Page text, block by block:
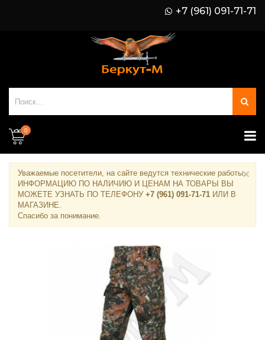
+7 (961) 091-71-71
0
Уважаемые посетители, на сайте ведутся технические работы.
ИНФОРМАЦИЮ ПО НАЛИЧИЮ И ЦЕНАМ НА ТОВАРЫ ВЫ
МОЖЕТЕ УЗНАТЬ ПО ТЕЛЕФОНУ +7 (961) 091-71-71 ИЛИ В
МАГАЗИНЕ.
Спасибо за понимание.
×